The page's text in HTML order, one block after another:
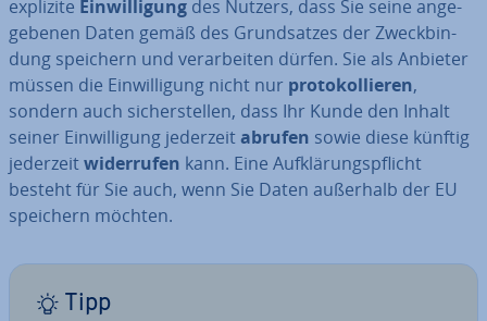
explizite Ein­wil­li­gung des Nutzers, dass Sie seine an­ge­
ge­be­nen Daten gemäß des Grund­sat­zes der Zweck­bin­
dung speichern und ver­ar­bei­ten dürfen. Sie als Anbieter
müssen die Ein­wil­li­gung nicht nur pro­to­kol­lie­ren,
sondern auch si­cher­stel­len, dass Ihr Kunde den Inhalt
seiner Ein­wil­li­gung jederzeitabrufen sowie diese künftig
jederzeitwi­der­ru­fen kann. Eine Auf­klä­rungs­pflicht
besteht für Sie auch, wenn Sie Daten außerhalb der EU
speichern möchten.
Tipp